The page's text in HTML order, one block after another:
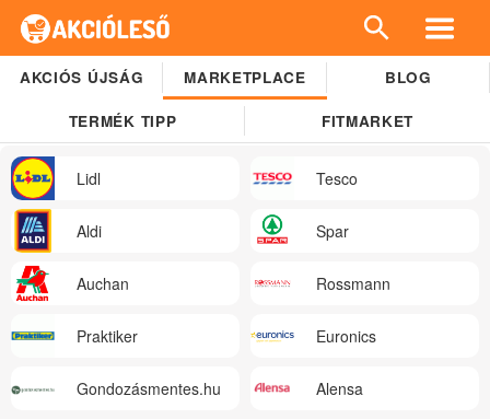
AKCIÓS ÚJSÁG MARKETPLACE BLOG
TERMÉK TIPP FITMARKET
Lidl Tesco
Aldi Spar
Auchan Rossmann
Praktiker Euronics
Gondozásmentes.hu Alensa